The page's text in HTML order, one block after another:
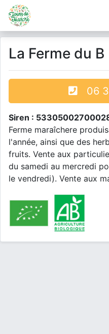
La Ferme du B
06
Siren :
Ferme maraîchere
l'année, ainsi que des
fruits. Vente aux
du samedi au mercredi
le vendredi). Vente aux